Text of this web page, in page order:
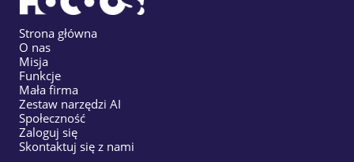
Strona główna
O nas
Misja
Funkcje
Mała firma
Zestaw narzędzi AI
Społeczność
Zaloguj się
Skontaktuj się z nami